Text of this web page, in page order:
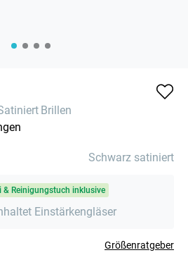
Brillen
Schwarz satiniert
& Reinigungstuch inklusive
Einstärkengläser
Größenratgeber